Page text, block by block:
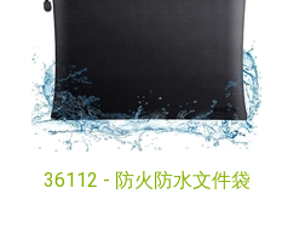
36112 - 防火防水文件袋